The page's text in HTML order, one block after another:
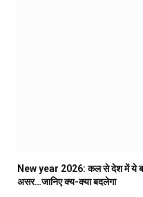
New year 2026: कल से देश में ये
असर…जानिए क्य-क्या बदलेगा